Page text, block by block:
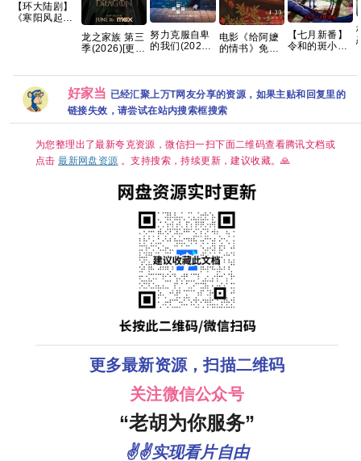
【环大陆剧】
《寒阳风起春
【共16集】
龙之家族 第三
季(2026)[更
简繁英][附1-2
季][8GB集]
努力克服自卑
的我们(2026)
电影《给阿嬷
的情书》免费
【七月新番】
令和的斑小姐
好家当 已经汇聚上万T网友分享的资源，如果主贴和回复里的
链接失效，请尝试在站内搜索框搜索
为您整理出了最新夸克资源，微信扫一扫下面二维码查看腾讯文档或
点击最新网盘资源 。支持搜索，持续更新，建议收藏。🙏
更多最新资源，扫描二维码
关注微信公众号
“老胡为你服务”
✌✌实现看片自由